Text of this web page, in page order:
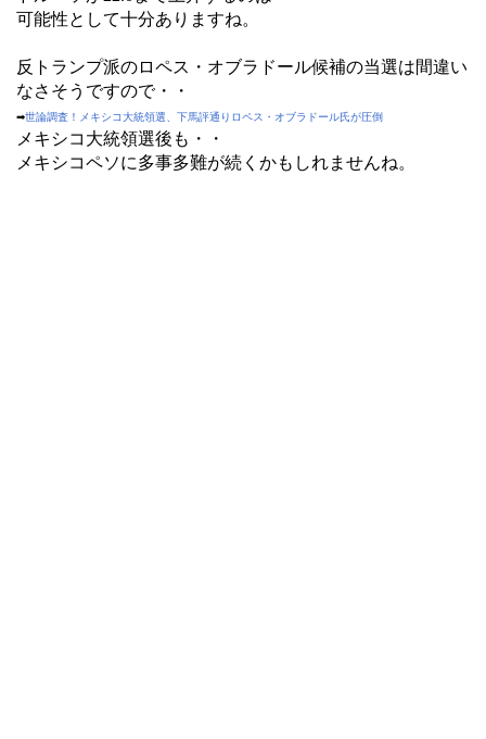
可能性として十分ありますね。
反トランプ派のロペス・オブラドール候補の当選は間違い
なさそうですので・・
➡世論調査！メキシコ大統領選、下馬評通りロペス・オブラドール氏が圧倒
メキシコ大統領選後も・・
メキシコペソに多事多難が続くかもしれませんね。